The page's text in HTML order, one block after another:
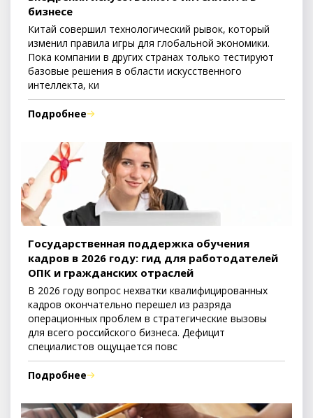
бизнесе
Китай совершил технологический рывок, который
изменил правила игры для глобальной экономики.
Пока компании в других странах только тестируют
базовые решения в области искусственного
интеллекта, ки
Подробнее
Государственная поддержка обучения
кадров в 2026 году: гид для работодателей
ОПК и гражданских отраслей
В 2026 году вопрос нехватки квалифицированных
кадров окончательно перешел из разряда
операционных проблем в стратегические вызовы
для всего российского бизнеса. Дефицит
специалистов ощущается повс
Подробнее